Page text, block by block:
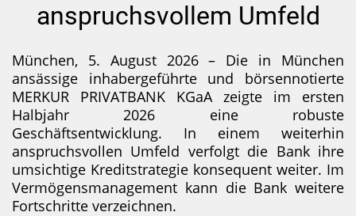
anspruchsvollem Umfeld
München, 5. August 2026 – Die in München
ansässige inhabergeführte und börsennotierte
MERKUR PRIVATBANK KGaA zeigte im ersten
Halbjahr 2026 eine robuste
Geschäftsentwicklung. In einem weiterhin
anspruchsvollen Umfeld verfolgt die Bank ihre
umsichtige Kreditstrategie konsequent weiter. Im
Vermögensmanagement kann die Bank weitere
Fortschritte verzeichnen.